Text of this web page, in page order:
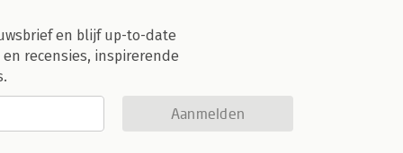
en blijf up-to-date
recensies, inspirerende
Aanmelden